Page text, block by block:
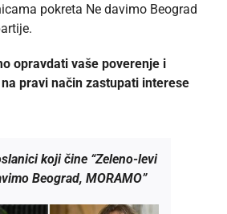
pokreta Ne davimo Beograd
opravdati vaše poverenje i
pravi način zastupati interese
koji čine “Zeleno-levi
Beograd, MORAMO”